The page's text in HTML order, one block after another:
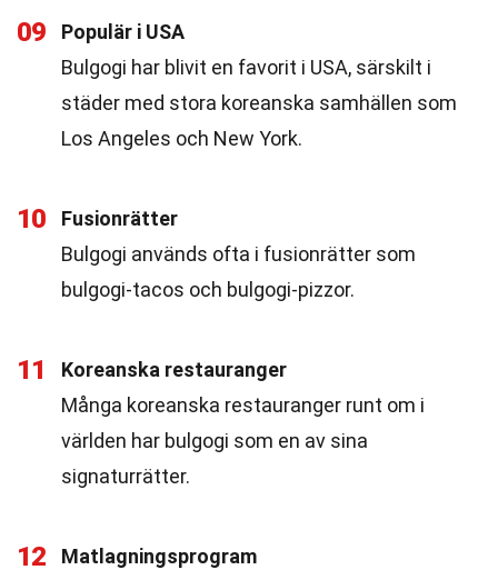
09
Populär i USA
Bulgogi har blivit en favorit i USA, särskilt i
städer med stora koreanska samhällen som
Los Angeles och New York.
10
Fusionrätter
Bulgogi används ofta i fusionrätter som
bulgogi-tacos och bulgogi-pizzor.
11
Koreanska restauranger
Många koreanska restauranger runt om i
världen har bulgogi som en av sina
signaturrätter.
12
Matlagningsprogram